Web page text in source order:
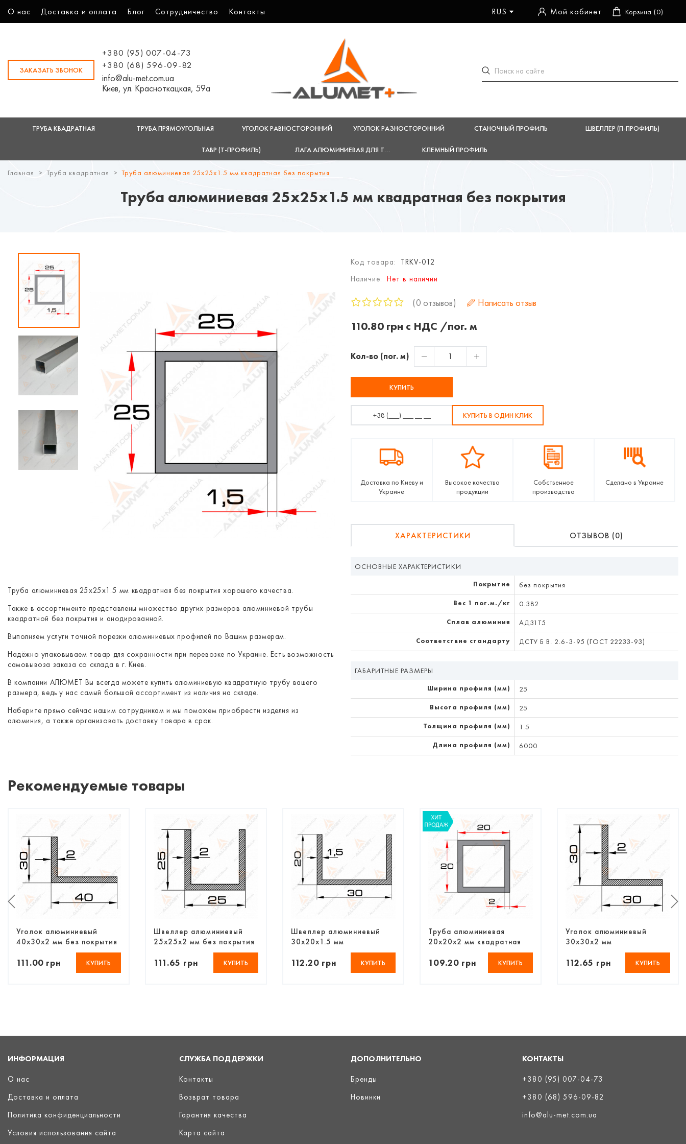
О нас Доставка и оплата Блог Сотрудничество Контакты RUS Мой кабинет Корзина 0
ЗАКАЗАТЬ ЗВОНОК
+380 (95) 007-04-73
+380 (68) 596-09-82
info@alu-met.com.ua
Киев, ул. Красноткацкая, 59а
ТРУБА КВАДРАТНАЯ ТРУБА ПРЯМОУГОЛЬНАЯ УГОЛОК РАВНОСТОРОННИЙ УГОЛОК РАЗНОСТОРОННИЙ СТАНОЧНЫЙ ПРОФИЛЬ ШВЕЛЛЕР (П-ПРОФИЛЬ)
ТАВР (Т-ПРОФИЛЬ) КЛЕМНЫЙ ПРОФИЛЬ
Главная Труба квадратная Труба алюминиевая 25х25х1.5 мм квадратная без покрытия
Труба алюминиевая 25х25х1.5 мм квадратная без покрытия
Труба алюминиевая 25х25х1.5 мм квадратная без покрытия хорошего качества.
Также в ассортименте представлены множество других размеров алюминиевой трубы
квадратной без покрытия и анодированной.
Выполняем услуги точной порезки алюминиевых профилей по Вашим размерам.
Надёжно упаковываем товар для сохранности при перевозке по Украине. Есть возможность
самовывоза заказа со склада в г. Киев.
В компании АЛЮМЕТ Вы всегда можете купить алюминиевую квадратную трубу вашего
размера, ведь у нас самый большой ассортимент из наличия на складе.
Наберите прямо сейчас нашим сотрудникам и мы поможем приобрести изделия из
алюминия, а также организовать доставку товара в срок.
Код товара: TRKV-012
Наличие: Нет в наличии
0 отзывов Написать отзыв
110.80 грн с НДС /пог. м
Кол-во (пог. м)
КУПИТЬ
КУПИТЬ В ОДИН КЛИК
Доставка по Киеву и
Украине
Высокое качество
продукции
Собственное
производство
Сделано в Украине
ХАРАКТЕРИСТИКИ ОТЗЫВОВ (0)
ОСНОВНЫЕ ХАРАКТЕРИСТИКИ
Покрытие без покрытия
Вес 1 пог.м./кг 0.382
Сплав алюминия АД31Т5
Соответствие стандарту ДСТУ Б В. 2.6-3-95 (ГОСТ 22233-93)
ГАБАРИТНЫЕ РАЗМЕРЫ
Ширина профиля (мм) 25
Высота профиля (мм) 25
Толщина профиля (мм) 1.5
Длина профиля (мм) 6000
Рекомендуемые товары
Уголок алюминиевый
40х30х2 мм без покрытия
111.00 грн КУПИТЬ
Швеллер алюминиевый
25х25х2 мм без покрытия
111.65 грн КУПИТЬ
Швеллер алюминиевый
30х20х1.5 мм
112.20 грн КУПИТЬ
Труба алюминиевая
20х20х2 мм квадратная
109.20 грн КУПИТЬ
Уголок алюминиевый
30х30х2 мм
112.65 грн КУПИТЬ
ИНФОРМАЦИЯ
О нас
Доставка и оплата
Политика конфиденциальности
Условия использования сайта
СЛУЖБА ПОДДЕРЖКИ
Контакты
Возврат товара
Гарантия качества
Карта сайта
ДОПОЛНИТЕЛЬНО
Бренды
Новинки
КОНТАКТЫ
+380 (95) 007-04-73
+380 (68) 596-09-82
info@alu-met.com.ua